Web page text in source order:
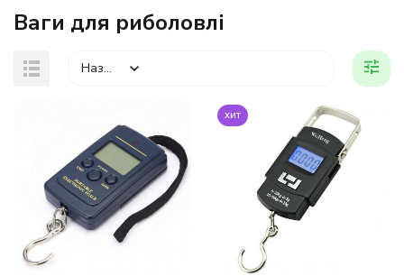
Ваги для риболовлі
Назва
хит